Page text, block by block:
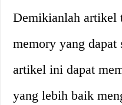
Demikianlah artikel
memory yang dapat
artikel ini dapat
yang lebih baik